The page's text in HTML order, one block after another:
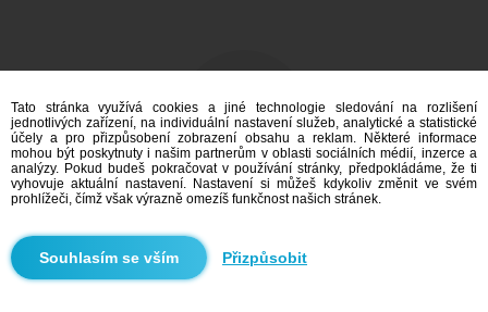
Mám zájem
Vyhledávání
Tato stránka využívá cookies a jiné technologie sledování na rozlišení
jednotlivých zařízení, na individuální nastavení služeb, analytické a statistické
účely a pro přizpůsobení zobrazení obsahu a reklam. Některé informace
mohou být poskytnuty i našim partnerům v oblasti sociálních médií, inzerce a
analýzy. Pokud budeš pokračovat v používání stránky, předpokládáme, že ti
vyhovuje aktuální nastavení. Nastavení si můžeš kdykoliv změnit ve svém
prohlížeči, čímž však výrazně omezíš funkčnost našich stránek.
Přizpůsobit